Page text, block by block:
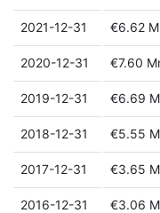
2021-12-31 €6.62
2020-12-31 €7.60
2019-12-31 €6.69
2018-12-31 €5.55
2017-12-31 €3.65
2016-12-31 €3.06